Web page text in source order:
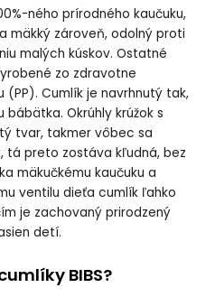
ného prírodného kaučuku,
mäkký zároveň, odolný proti
malých kúskov. Ostatné
zo zdravotne
Cumlík je navrhnutý tak,
Okrúhly krúžok s
tvar, takmer vôbec sa
tá preto zostáva kľudná, bez
mäkučkému kaučuku a
ventilu dieťa cumlík ľahko
je zachovaný prirodzený
detí.
BIBS?